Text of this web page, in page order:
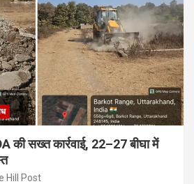
की सख्त कार्रवाई, 22–27 बीघा में
Hill Post